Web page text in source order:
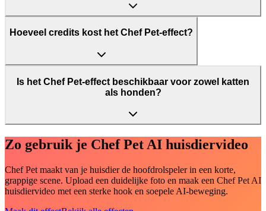
Hoeveel credits kost het Chef Pet-effect?
Is het Chef Pet-effect beschikbaar voor zowel katten
als honden?
Zo gebruik je Chef Pet AI huisdiervideo
Chef Pet maakt van je huisdier de hoofdrolspeler in een korte,
grappige scene. Upload een duidelijke foto en maak een Chef Pet AI
huisdiervideo met een sterke hook en soepele AI-beweging.